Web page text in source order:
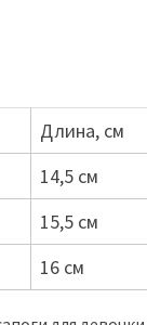
Длина, см
14,5 см
15,5 см
16 см